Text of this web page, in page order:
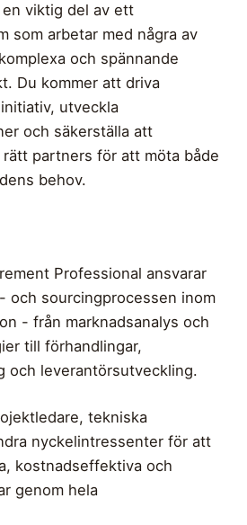
viktig del av ett
som arbetar med några av
och spännande
Du kommer att driva
utveckla
och säkerställa att
partners för att möta både
behov.
Professional ansvarar
och sourcingprocessen inom
- från marknadsanalys och
till förhandlingar,
och leverantörsutveckling.
tekniska
nyckelintressenter för att
kostnadseffektiva och
genom hela